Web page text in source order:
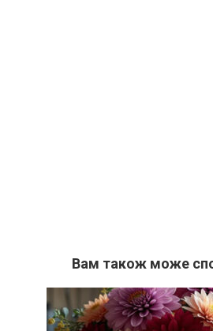
Вам також може